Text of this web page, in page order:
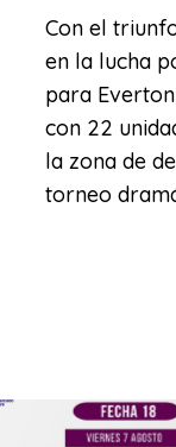
Con el
en la lucha
para
con 22
la zona de
torneo